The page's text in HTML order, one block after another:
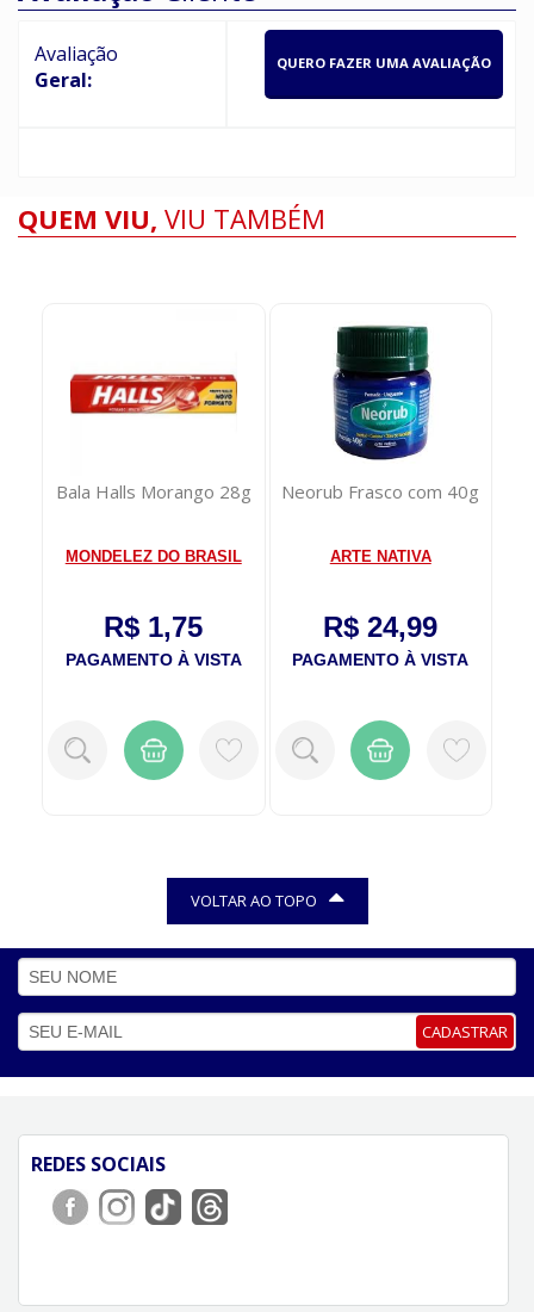
Avaliação
Geral:
QUERO FAZER UMA AVALIAÇÃO
QUEM VIU, VIU TAMBÉM
Bala Halls Morango 28g
MONDELEZ DO BRASIL
R$ 1,75
PAGAMENTO À VISTA
Neorub Frasco com 40g
ARTE NATIVA
R$ 24,99
PAGAMENTO À VISTA
VOLTAR AO TOPO
CADASTRAR
REDES SOCIAIS